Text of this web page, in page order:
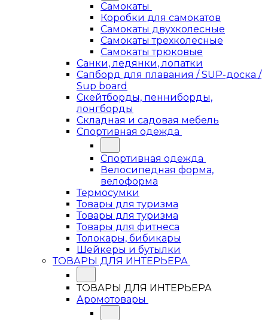
Самокаты
Коробки для самокатов
Самокаты двухколесные
Самокаты трехколесные
Самокаты трюковые
Санки, ледянки, лопатки
Сапборд для плавания / SUP-доска /
Sup board
Скейтборды, пенниборды,
лонгборды
Складная и садовая мебель
Спортивная одежда
Спортивная одежда
Велосипедная форма,
велоформа
Термосумки
Товары для туризма
Товары для туризма
Товары для фитнеса
Толокары, бибикары
Шейкеры и бутылки
ТОВАРЫ ДЛЯ ИНТЕРЬЕРА
ТОВАРЫ ДЛЯ ИНТЕРЬЕРА
Аромотовары